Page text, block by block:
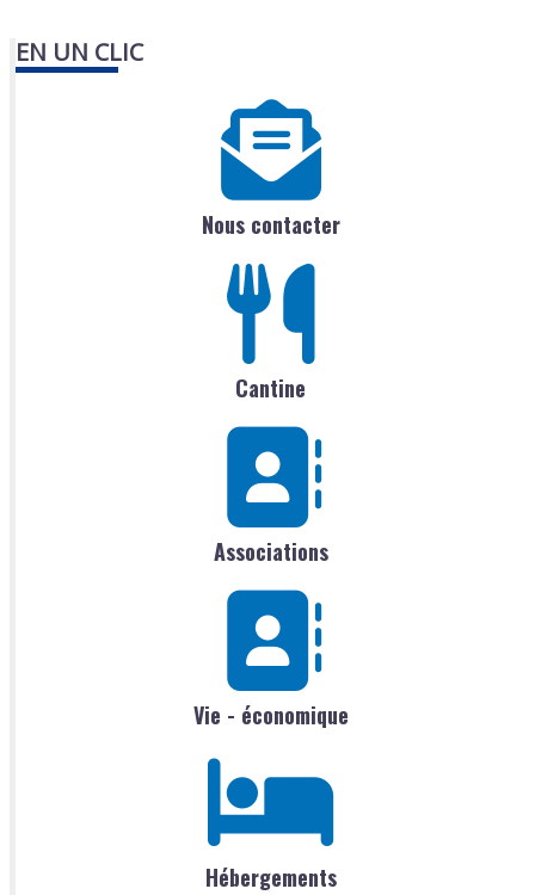
EN UN CLIC
Nous contacter
Cantine
Associations
Vie - économique
Hébergements